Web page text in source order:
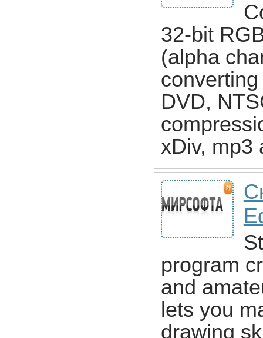
32-bit
(alpha
DVD,
xDiv, mp3
program
and
lets you
drawing